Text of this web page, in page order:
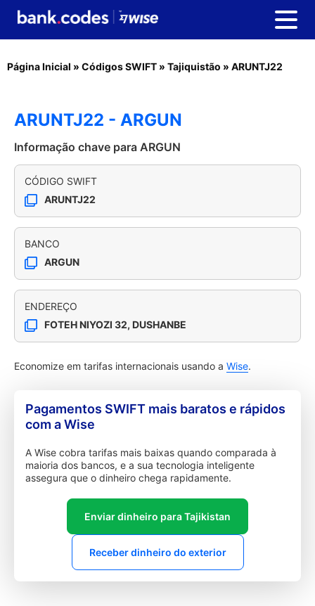
Página Inicial » Códigos SWIFT » Tajiquistão » ARUNTJ22
ARUNTJ22 - ARGUN
Informação chave para ARGUN
CÓDIGO SWIFT
ARUNTJ22
BANCO
ARGUN
ENDEREÇO
FOTEH NIYOZI 32, DUSHANBE
Economize em tarifas internacionais usando a Wise.
Pagamentos SWIFT mais baratos e rápidos
com a Wise
A Wise cobra tarifas mais baixas quando comparada à
maioria dos bancos, e a sua tecnologia inteligente
assegura que o dinheiro chega rapidamente.
Enviar dinheiro para Tajikistan
Receber dinheiro do exterior